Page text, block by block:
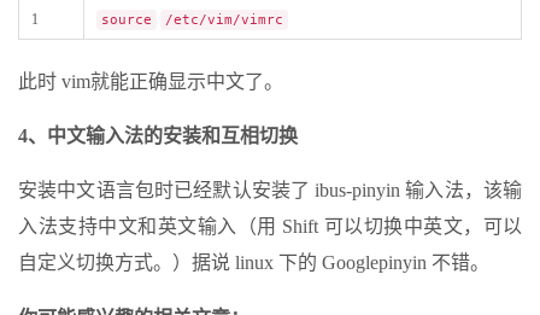
1 source /etc/vim/vimrc
此时 vim就能正确显示中文了。
4、中文输入法的安装和互相切换
安装中文语言包时已经默认安装了 ibus-pinyin 输入法，该输
入法支持中文和英文输入（用 Shift 可以切换中英文，可以
自定义切换方式。）据说 linux 下的 Googlepinyin 不错。